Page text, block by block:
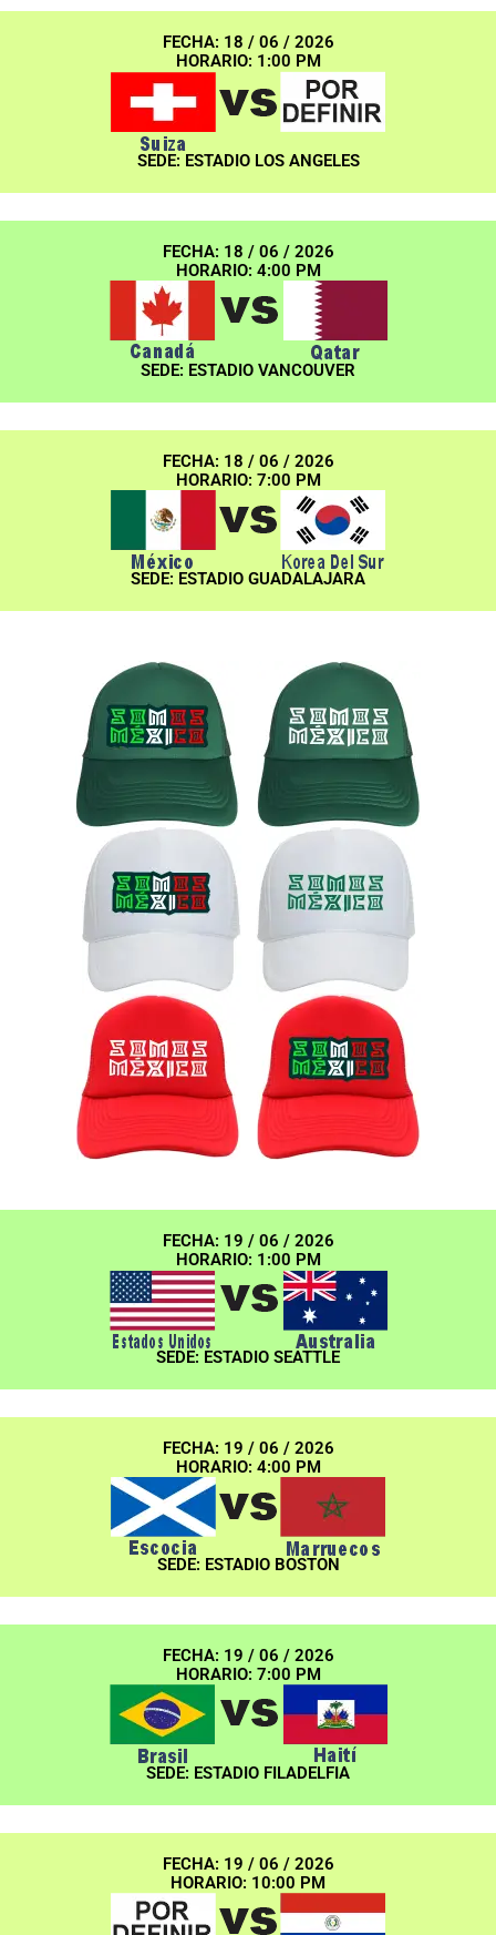
FECHA: 18 / 06 / 2026
HORARIO: 1:00 PM
SEDE: ESTADIO LOS ANGELES
FECHA: 18 / 06 / 2026
HORARIO: 4:00 PM
SEDE: ESTADIO VANCOUVER
FECHA: 18 / 06 / 2026
HORARIO: 7:00 PM
SEDE: ESTADIO GUADALAJARA
FECHA: 19 / 06 / 2026
HORARIO: 1:00 PM
SEDE: ESTADIO SEATTLE
FECHA: 19 / 06 / 2026
HORARIO: 4:00 PM
SEDE: ESTADIO BOSTON
FECHA: 19 / 06 / 2026
HORARIO: 7:00 PM
SEDE: ESTADIO FILADELFIA
FECHA: 19 / 06 / 2026
HORARIO: 10:00 PM